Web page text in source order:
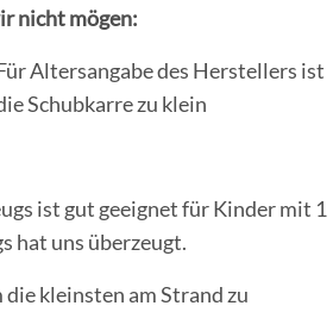
nicht mögen:
Altersangabe des Herstellers ist
Schubkarre zu klein
ist gut geeignet für Kinder mit 1
hat uns überzeugt.
kleinsten am Strand zu